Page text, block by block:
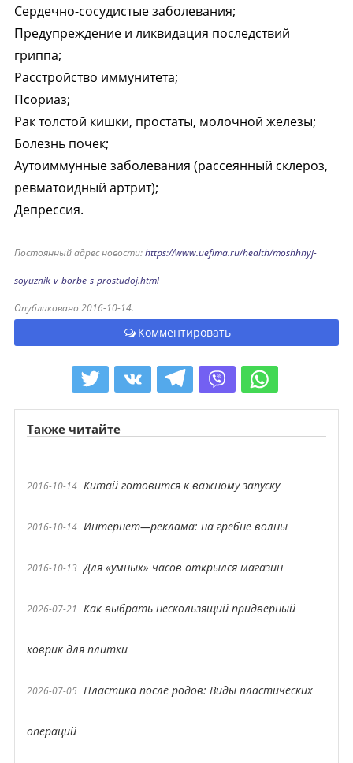
Сердечно-сосудистые заболевания;
Предупреждение и ликвидация последствий
гриппа;
Расстройство иммунитета;
Псориаз;
Рак толстой кишки, простаты, молочной железы;
Болезнь почек;
Аутоиммунные заболевания (рассеянный склероз,
ревматоидный артрит);
Депрессия.
Постоянный адрес новости:https://www.uefima.ru/health/moshhnyj-
soyuznik-v-borbe-s-prostudoj.html
Опубликовано 2016-10-14.
Комментировать
Также читайте
2016-10-14 Китай готовится к важному запуску
2016-10-14 Интернет—реклама: на гребне волны
2016-10-13 Для «умных» часов открылся магазин
2026-07-21 Как выбрать нескользящий придверный
коврик для плитки
2026-07-05 Пластика после родов: Виды пластических
операций